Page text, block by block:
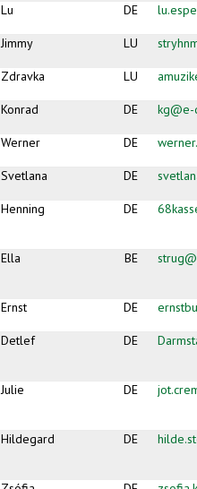
Lu DE
Jimmy LU
Zdravka LU
Konrad DE
Werner DE
Svetlana DE
Henning DE
Ella BE
Ernst DE
Detlef DE
Julie DE
Hildegard DE